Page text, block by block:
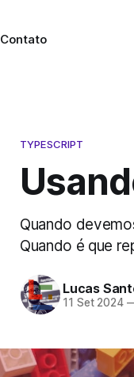
Contato
TYPESCRIPT
Quando
Quando é que
Lucas
11 Set 2024